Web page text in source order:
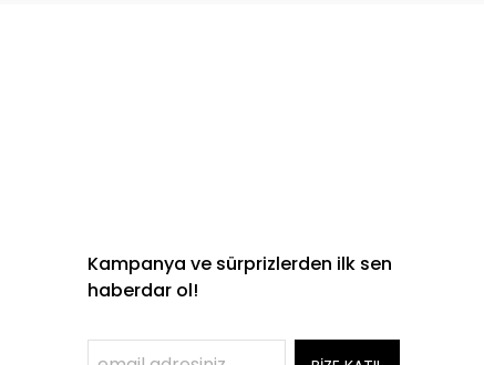
Kampanya ve sürprizlerden ilk sen
haberdar ol!